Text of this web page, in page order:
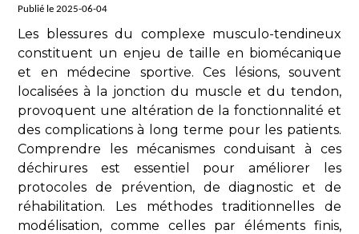
Publié le 2025-06-04
Les blessures du complexe musculo-tendineux
constituent un enjeu de taille en biomécanique
et en médecine sportive. Ces lésions, souvent
localisées à la jonction du muscle et du tendon,
provoquent une altération de la fonctionnalité et
des complications à long terme pour les patients.
Comprendre les mécanismes conduisant à ces
déchirures est essentiel pour améliorer les
protocoles de prévention, de diagnostic et de
réhabilitation. Les méthodes traditionnelles de
modélisation, comme celles par éléments finis,